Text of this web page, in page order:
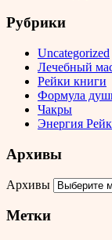
Рубрики
Uncategorized
Лечебный
Рейки книги
Формула
Чакры
Энергия
Архивы
Архивы
Метки